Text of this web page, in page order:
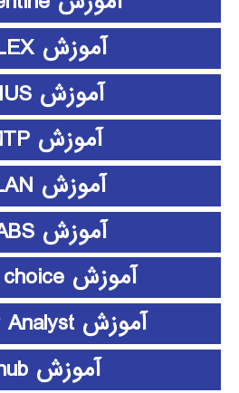
آموزش CPLEX
آموزش EDIUS
آموزش EMTP
آموزش ePLAN
آموزش ETABS
آموزش expert choice
آموزش Frontier Analyst
آموزش github